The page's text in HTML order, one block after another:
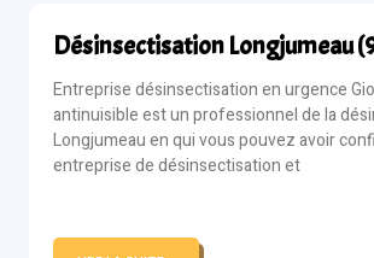
Désinsectisation Longjumeau
Entreprise désinsectisation en urgence
antinuisible est un professionnel de la
Longjumeau en qui vous pouvez avoir
entreprise de désinsectisation et